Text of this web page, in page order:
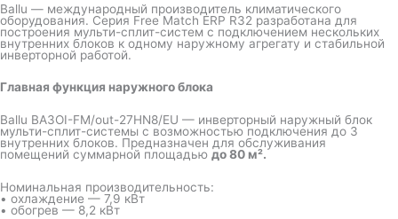
Ballu — международный производитель климатического
оборудования. Серия Free Match ERP R32 разработана для
построения мульти-сплит-систем с подключением нескольких
внутренних блоков к одному наружному агрегату и стабильной
инверторной работой.
Главная функция наружного блока
Ballu BA3OI-FM/out-27HN8/EU — инверторный наружный блок
мульти-сплит-системы с возможностью подключения до 3
внутренних блоков. Предназначен для обслуживания
помещений суммарной площадью до 80 м².
Номинальная производительность:
• охлаждение — 7,9 кВт
• обогрев — 8,2 кВт